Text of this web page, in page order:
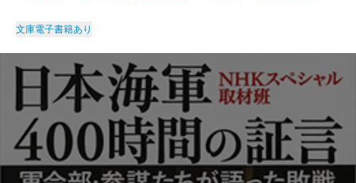
文庫電子書籍あり